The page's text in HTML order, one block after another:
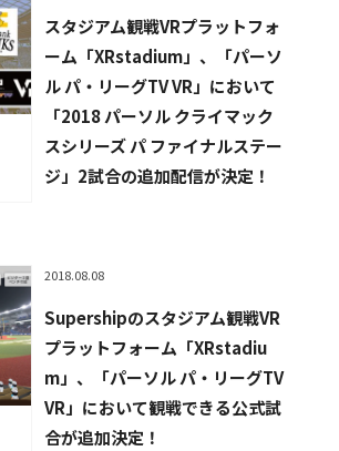
スタジアム観戦VRプラットフォ
ーム「XRstadium」、「パーソ
ル パ・リーグTV VR」において
「2018 パーソル クライマック
スシリーズ パ ファイナルステー
ジ」2試合の追加配信が決定！
2018.08.08
Supershipのスタジアム観戦VR
プラットフォーム「XRstadiu
m」、「パーソル パ・リーグTV
VR」において観戦できる公式試
合が追加決定！